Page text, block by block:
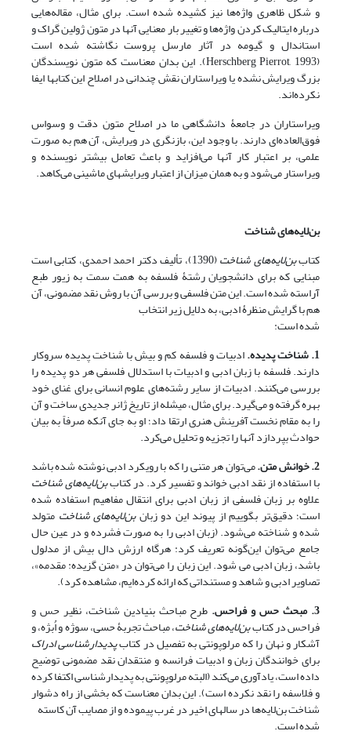
و شکل ظاهری واژه‌ها نیز کشیده شده است. برای مثال، مقاله‌هایی
درباره ایتالیک کردن واژه‌ها و تغییر بار معنایی آنها در متون ژولین گراک و
استاندال و گیومه در آثار مارسل پروست نگاشته شده است
(Herschberg Pierrot, 1993). این بدان معناست که متون نویسندگان
بزرگ ویرایش نشده یا ویراستاران نقش چندانی در اصلاح این کتابها ایفا
نکرده‌اند.
ویراستاران در جامعۀ دانشگاهی ما در اصلاح متون دقت و وسواس
فوق‌العاده‌ای دارند. با وجود این، بازنگری در ویرایش، آن هم به صورت
علمی، بر اعتبار کار آنها می‌افزاید و باعث تعامل بیشتر نویسنده و
ویراستار می‌شود و به همان میزان از اعتبار ویرایشهای ماشینی می‌کاهد.
بن‌لایه‌های شناخت
کتاببن‌لایه‌های شناخت (1390)، تألیف دکتر احمد احمدی، کتابی است
مبنایی که برای دانشجویان رشتۀ فلسفه به همت سمت به زیور طبع
آراسته شده است. این متن فلسفی و بررسی آن با روش نقد مضمونی، آن
هم با گرایش منظرۀ ادبی، به دلایل زیر انتخاب
شده است:
1. شناخت پدیده.
ادبیات و فلسفه کم و بیش با شناخت پدیده سروکار
دارند. فلسفه با زبان ادبی و ادبیات با استدلال فلسفی هر دو پدیده را
بررسی می‌کنند. ادبیات از سایر رشته‌های علوم انسانی برای غنای خود
بهره گرفته و می‌گیرد. برای مثال، میشله از تاریخ ژانر جدیدی ساخت و آن
را به مقام نخست آفرینش هنری ارتقا داد؛ او به جای آنکه صرفاً به بیان
حوادث بپردازد آنها را تجزیه و تحلیل می‌کرد.
2. خوانش متن.
می‌توان هر متنی را که با رویکرد ادبی نوشته شده باشد
با استفاده از نقد ادبی خواند و تفسیر کرد. در کتاببن‌لایه‌های شناخت
علاوه بر زبان فلسفی از زبان ادبی برای انتقال مفاهیم استفاده شده
است؛ دقیق‌تر بگوییم از پیوند این دو زبانبن‌لایه‌های شناخت متولد
شده و شناخته می‌شود. (زبان ادبی را به صورت فشرده و در عین حال
جامع میتوان اینگونه تعریف کرد: هرگاه ارزش دال بیش از مدلول
باشد، زبان ادبی می شود. این زبان را میتوان در «متن گزیده: مقدمه»،
تصاویر ادبی و شاهد و مستنداتی که ارائه کردهایم، مشاهده کرد).
3. مبحث حس و فراحس.
طرح مباحث بنیادین شناخت، نظیر حس و
فراحس در کتاببن‌لایه‌های شناخت، مباحث تجربۀ حسی، سوژه و اُبژه، و
آشکار و نهان را که مرلوپونتی به تفصیل در کتابپدیدارشناسی ادراک
برای خوانندگان زبان و ادبیات فرانسه و منتقدان نقد مضمونی توضیح
داده است، یادآوری می‌کند (البته مرلوپونتی به پدیدارشناسی اکتفا کرده
و فلاسفه را نقد نکرده است). این بدان معناست که بخشی از راه دشوار
شناخت بن‌لایه‌ها در سالهای اخیر در غرب پیموده و از مصایب آن کاسته
شده است.